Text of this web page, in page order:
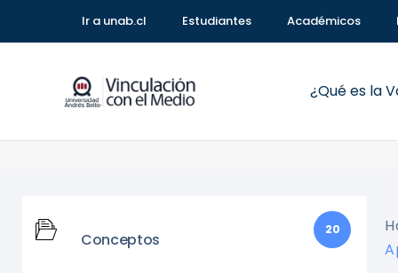
Ir a unab.cl Estudiantes Académicos
¿Qué es la
Conceptos
20